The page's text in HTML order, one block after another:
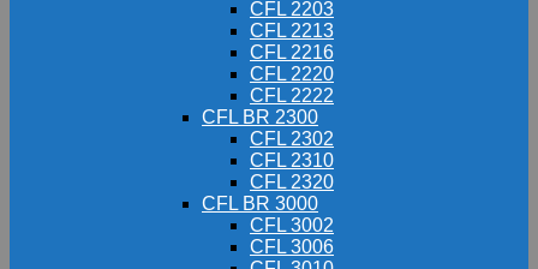
CFL 2203
CFL 2213
CFL 2216
CFL 2220
CFL 2222
CFL BR 2300
CFL 2302
CFL 2310
CFL 2320
CFL BR 3000
CFL 3002
CFL 3006